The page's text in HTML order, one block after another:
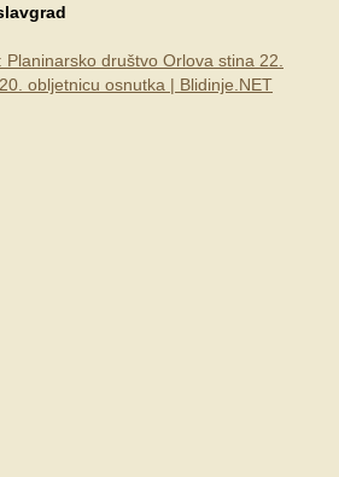
Planinarsko društvo Orlova stina 22.
obljetnicu osnutka | Blidinje.NET